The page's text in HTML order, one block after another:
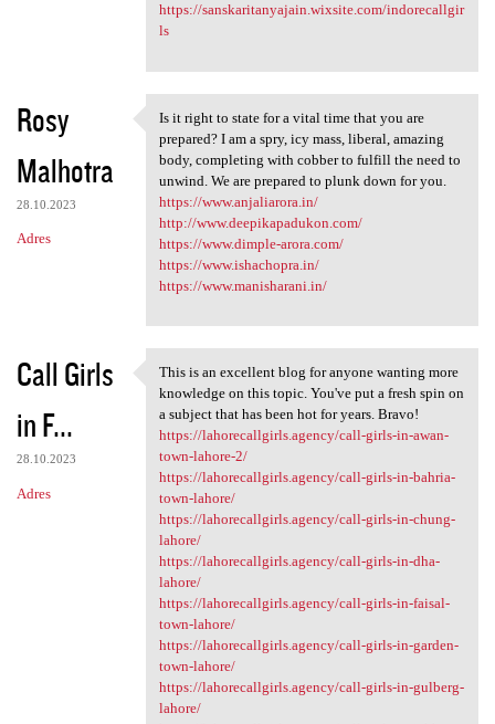
https://sanskaritanyajain.wixsite.com/indorecallgir
ls
Rosy
Malhotra
28.10.2023
Adres
Is it right to state for a
Is it right to state for a vital time that you are
prepared? I am a spry, icy mass, liberal, amazing
body, completing with cobber to fulfill the need to
unwind. We are prepared to plunk down for you.
https://www.anjaliarora.in/
http://www.deepikapadukon.com/
https://www.dimple-arora.com/
https://www.ishachopra.in/
https://www.manisharani.in/
Call Girls
in F...
28.10.2023
Adres
This is an excellent blog for
This is an excellent blog for anyone wanting more
knowledge on this topic. You've put a fresh spin on
a subject that has been hot for years. Bravo!
https://lahorecallgirls.agency/call-girls-in-awan-
town-lahore-2/
https://lahorecallgirls.agency/call-girls-in-bahria-
town-lahore/
https://lahorecallgirls.agency/call-girls-in-chung-
lahore/
https://lahorecallgirls.agency/call-girls-in-dha-
lahore/
https://lahorecallgirls.agency/call-girls-in-faisal-
town-lahore/
https://lahorecallgirls.agency/call-girls-in-garden-
town-lahore/
https://lahorecallgirls.agency/call-girls-in-gulberg-
lahore/